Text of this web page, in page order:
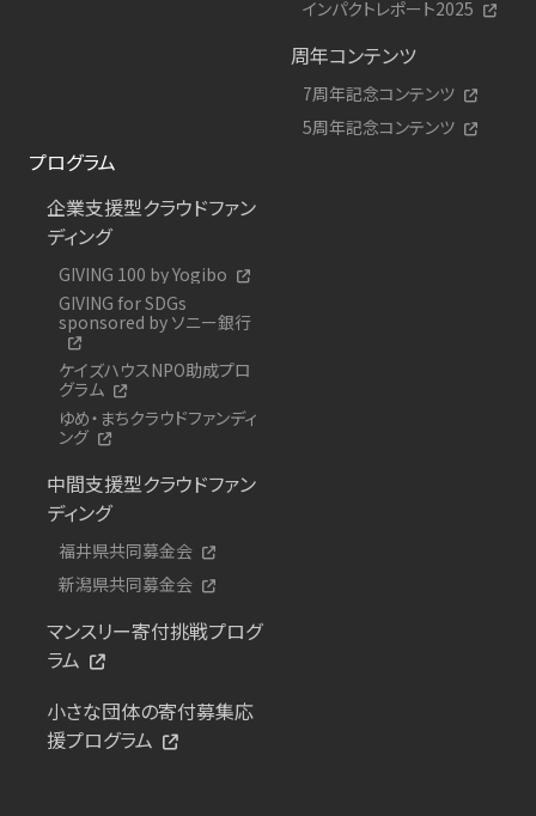
インパクトレポート2025
周年コンテンツ
7周年記念コンテンツ
5周年記念コンテンツ
プログラム
企業支援型クラウドファン
ディング
GIVING 100 by Yogibo
GIVING for SDGs
sponsored by ソニー銀行
ケイズハウスNPO助成プロ
グラム
ゆめ・まちクラウドファンディ
ング
中間支援型クラウドファン
ディング
福井県共同募金会
新潟県共同募金会
マンスリー寄付挑戦プログ
ラム
小さな団体の寄付募集応
援プログラム